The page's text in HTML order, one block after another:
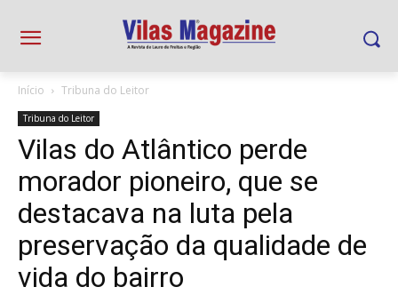
Início Tribuna do Leitor
Tribuna do Leitor
Vilas do Atlântico perde
morador pioneiro, que se
destacava na luta pela
preservação da qualidade de
vida do bairro